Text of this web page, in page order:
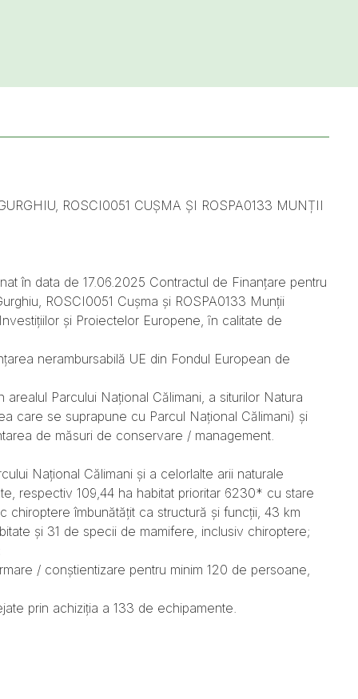
ROSCI0051 CUȘMA ȘI ROSPA0133 MUNȚII
în data de 17.06.2025 Contractul de Finanțare pentru
ROSCI0051 Cușma și ROSPA0133 Munții
și Proiectelor Europene, ȋn calitate de
nerambursabilă UE din Fondul European de
Parcului Național Călimani, a siturilor Natura
care se suprapune cu Parcul Național Călimani) și
de măsuri de conservare / management.
Național Călimani și a celorlalte arii naturale
respectiv 109,44 ha habitat prioritar 6230* cu stare
îmbunătățit ca structură și funcții, 43 km
și 31 de specii de mamifere, inclusiv chiroptere;
/ conștientizare pentru minim 120 de persoane,
prin achiziția a 133 de echipamente.